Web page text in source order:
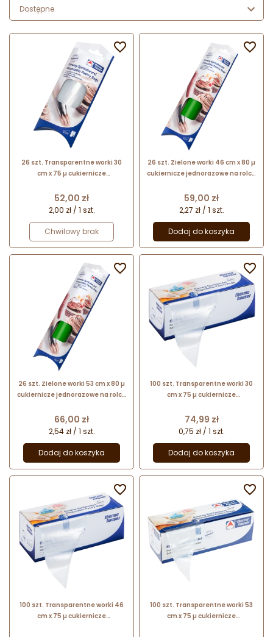
Dostępne
26 szt. Transparentne worki 30
cm x 75 µ cukiernicze
Thermohauser
Cena
52,00 zł
2,00 zł / 1 szt.
Chwilowy brak

26 szt. Zielone worki 46 cm x 80 µ
cukiernicze jednorazowe na rolce
Cena
59,00 zł
2,27 zł / 1 szt.
Dodaj do koszyka

26 szt. Zielone worki 53 cm x 80 µ
cukiernicze jednorazowe na rolce
Cena
66,00 zł
2,54 zł / 1 szt.
Dodaj do koszyka

100 szt. Transparentne worki 30
cm x 75 µ cukiernicze
Thermohauser
Cena
74,99 zł
0,75 zł / 1 szt.
Dodaj do koszyka

100 szt. Transparentne worki 46
cm x 75 µ cukiernicze

100 szt. Transparentne worki 53
cm x 75 µ cukiernicze
